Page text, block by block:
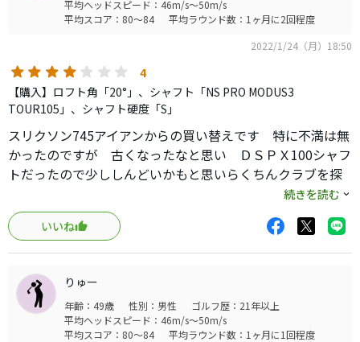
平均ヘッドスピード：46m/s～50m/s
平均スコア：80～84
平均ラウンド数：1ヶ月に2回程度
2022/1/24（月）18:50
4
【購入】ロフト角「20°」、シャフト「NS PRO MODUS3
TOUR105」、シャフト硬度「S」
スリクソン745アイアンからの買い替えです 特に不満は無
かったのですが 古くなったなと思い ＤＳＰＸ100シャフ
トだったので少ししんどいかもと思いらくちんクラブを探
していたら評判がよかったので買い換えました
結論は5番6番はアドバンテージあるけど 7番より下は捕ま
りすぎる感じがします 打感は悪くないですが所詮ステン
レス 弾くので軟鉄を使っていた人からしたら物足りない
と思います 軟鉄に戻すと思います 安定感は良いと思い
ますしカッコも悪くないですが ある程度芯で打てる人は
微妙だと思います
続きを読む
いいね
りゅー
年齢：49歳 性別：男性
ゴルフ歴：21年以上
平均ヘッドスピード：46m/s～50m/s
平均スコア：80～84
平均ラウンド数：1ヶ月に1回程度